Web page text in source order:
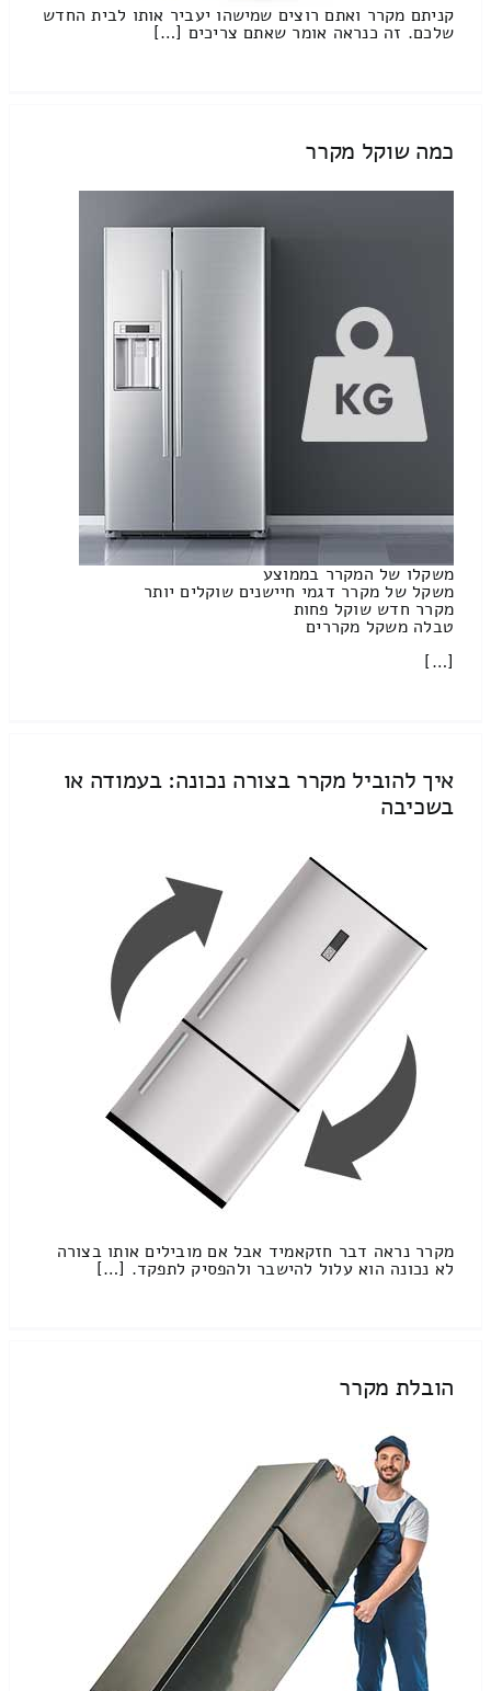
קניתם מקרר ואתם רוצים שמישהו יעביר אותו לבית החדש
שלכם. זה כנראה אומר שאתם צריכים […]
כמה שוקל מקרר
משקלו של המקרר בממוצע
משקל של מקרר דגמי חיישנים שוקלים יותר
מקרר חדש שוקל פחות
טבלה משקל מקררים
[…]
איך להוביל מקרר בצורה נכונה: בעמודה או
בשכיבה
מקרר נראה דבר חזקאמיד אבל אם מובילים אותו בצורה
לא נכונה הוא עלול להישבר ולהפסיק לתפקד. […]
הובלת מקרר